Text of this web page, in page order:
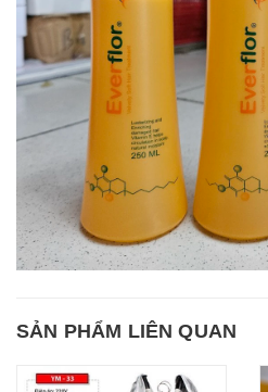
SẢN PHẨM LIÊN QUAN